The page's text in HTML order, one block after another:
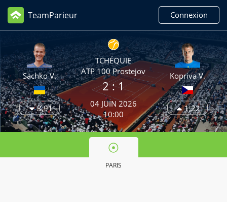
TeamParieur Connexion
Sachko V.
3,91
TCHÉQUIE
ATP 100 Prostejov
2: 1
04 JUIN 2026
10:00
Kopriva V.
1,22
PARIS